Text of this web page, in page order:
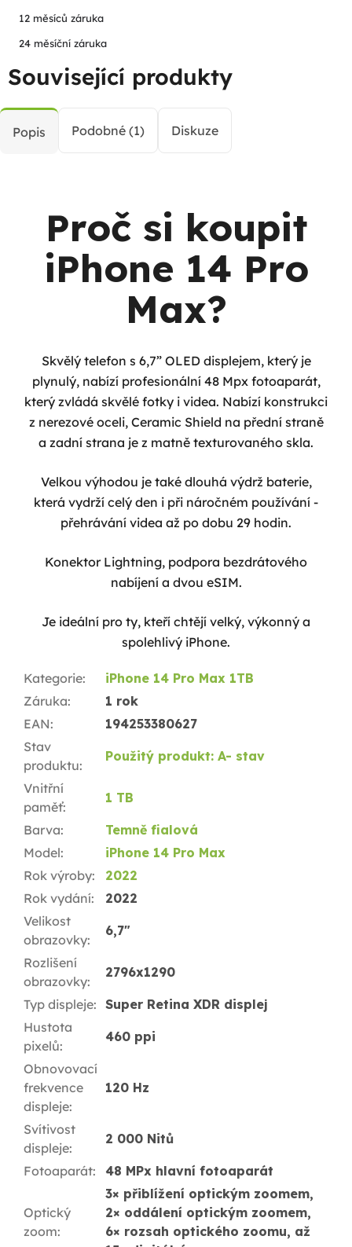
12 měsíců záruka
24 měsíční záruka
Související produkty
Popis Podobné (1) Diskuze
Proč si koupit
iPhone 14 Pro
Max?
Skvělý telefon s 6,7” OLED displejem, který je
plynulý, nabízí profesionální 48 Mpx fotoaparát,
který zvládá skvělé fotky i videa. Nabízí konstrukci
z nerezové oceli, Ceramic Shield na přední straně
a zadní strana je z matně texturovaného skla.
Velkou výhodou je také dlouhá výdrž baterie,
která vydrží celý den i při náročném používání -
přehrávání videa až po dobu 29 hodin.
Konektor Lightning, podpora bezdrátového
nabíjení a dvou eSIM.
Je ideální pro ty, kteří chtějí velký, výkonný a
spolehlivý iPhone.
Kategorie:
iPhone 14 Pro Max 1TB
Záruka:
1 rok
EAN:
194253380627
Stav
produktu:
Použitý produkt: A- stav
Vnitřní
paměť:
1 TB
Barva:
Temně fialová
Model:
iPhone 14 Pro Max
Rok výroby:
2022
Rok vydání:
2022
Velikost
obrazovky:
6,7"
Rozlišení
obrazovky:
2796x1290
Typ displeje: Super Retina XDR displej
Hustota
pixelů:
460 ppi
Obnovovací
frekvence
displeje:
120 Hz
Svítivost
displeje:
2 000 Nitů
Fotoaparát: 48 MPx hlavní fotoaparát
Optický
zoom:
3× přiblížení optickým zoomem,
2× oddálení optickým zoomem,
6× rozsah optického zoomu, až